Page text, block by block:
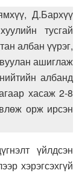
Д.Бархүү
тусгай
албан үүрэг,
ашиглаж
албанд
хасаж 2-8
орж ирсэн
үйлдсэн
хэрэгсэхгүй